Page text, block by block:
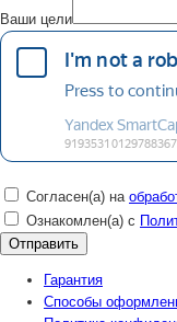
Ваши цели
Согласен(а) на
Ознакомлен(а) с
Гарантия
Способы